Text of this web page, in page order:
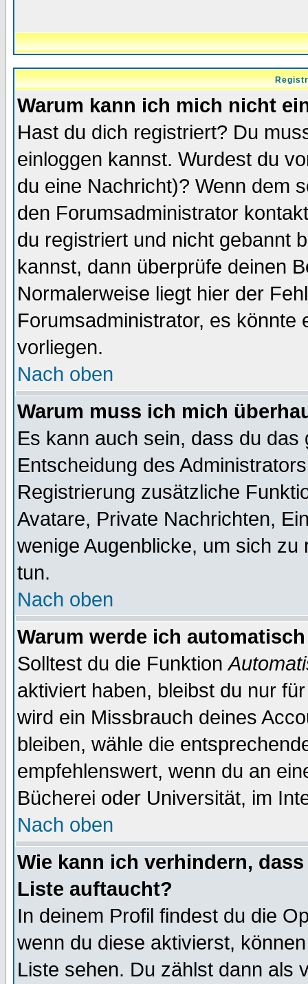
Warum kann ich mich nicht
Hast du dich registriert? Du
einloggen kannst. Wurdest du
du eine Nachricht)? Wenn dem
den Forumsadministrator
du registriert und nicht gebannt
kannst, dann überprüfe deinen
Normalerweise liegt hier der
Forumsadministrator, es könnte
vorliegen.
Nach oben
Warum muss ich mich
Es kann auch sein, dass du
Entscheidung des
Registrierung zusätzliche
Avatare, Private Nachrichten,
wenige Augenblicke, um sich
tun.
Nach oben
Warum werde ich
Solltest du die Funktion
aktiviert haben, bleibst du nur
wird ein Missbrauch deines
bleiben, wähle die
empfehlenswert, wenn du an
Bücherei oder Universität, im
Nach oben
Wie kann ich verhindern,
Liste auftaucht?
In deinem Profil findest du die
wenn du diese aktivierst,
Liste sehen. Du zählst dann als